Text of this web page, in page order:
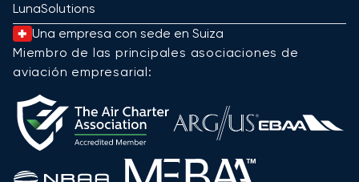
LunaSolutions
Una empresa con sede en Suiza
Miembro de las principales asociaciones de
aviación empresarial: